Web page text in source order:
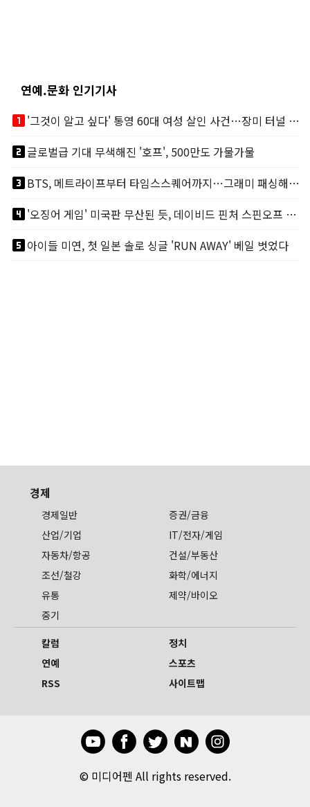
연예.문화 인기기사
looks_one
'그것이 알고 싶다' 통영 60대 여성 살인 사건…장미 터널 아래 킬러, 누구냐 넌?
looks_two글로벌급 기대 무색해진 '호프', 500만도 가물가물
looks_3
BTS, 메트라이프부터 타임스스퀘어까지…그래미 패싱해도 미 대륙 꿀꺽
looks_4
'오징어 게임' 미국판 무산된 듯, 데이비드 핀처 스핀오프 철회
looks_5아이들 미연, 첫 일본 솔로 싱글 'RUN AWAY' 베일 벗었다
경제
경제일반
증권/금융
산업/기업
IT/전자/게임
자동차/항공
건설/부동산
조선/철강
화학/에너지
유통
제약/바이오
중기
칼럼
정치
연예
스포츠
RSS
사이트맵
© 미디어펜 All rights reserved.